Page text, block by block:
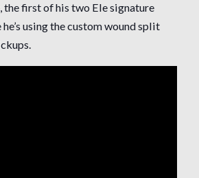
the first of his two Ele signature
he’s using the custom wound split